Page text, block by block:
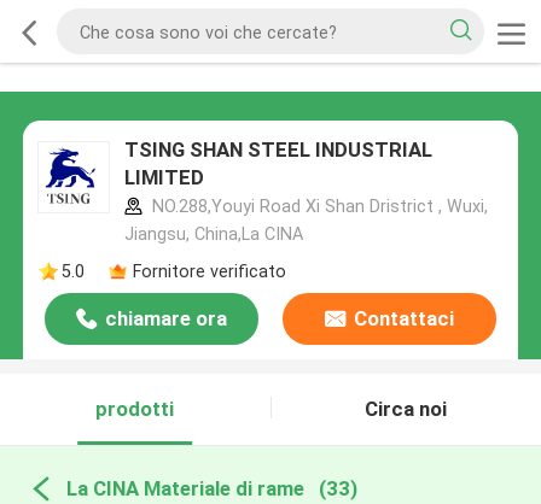
TSING SHAN STEEL INDUSTRIAL
LIMITED
NO.288,Youyi Road Xi Shan Dristrict , Wuxi,
Jiangsu, China,La CINA
5.0
Fornitore verificato
chiamare ora Contattaci
prodotti Circa noi
La CINA Materiale di rame (33)